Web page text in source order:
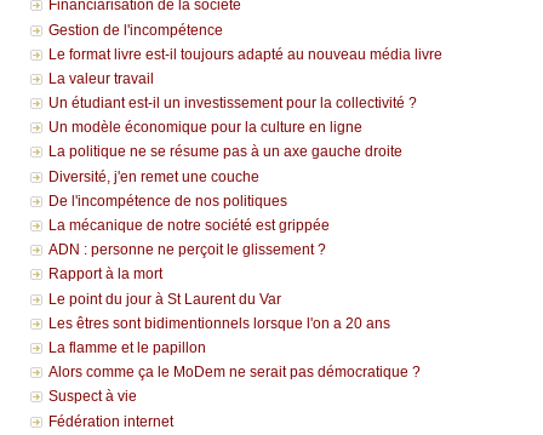
Financiarisation de la société
Gestion de l'incompétence
Le format livre est-il toujours adapté au nouveau média livre
La valeur travail
Un étudiant est-il un investissement pour la collectivité ?
Un modèle économique pour la culture en ligne
La politique ne se résume pas à un axe gauche droite
Diversité, j'en remet une couche
De l'incompétence de nos politiques
La mécanique de notre société est grippée
ADN : personne ne perçoit le glissement ?
Rapport à la mort
Le point du jour à St Laurent du Var
Les êtres sont bidimentionnels lorsque l'on a 20 ans
La flamme et le papillon
Alors comme ça le MoDem ne serait pas démocratique ?
Suspect à vie
Fédération internet